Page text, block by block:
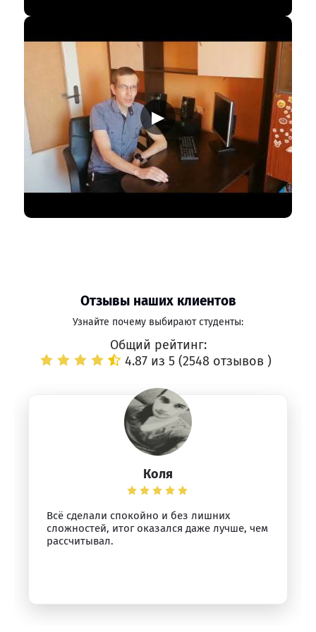
▶
Отзывы наших клиентов
Узнайте почему выбирают студенты:
Общий рейтинг:
4.87 из 5 (2548 отзывов )
Коля
Всё сделали спокойно и без лишних
сложностей, итог оказался даже лучше, чем
рассчитывал.